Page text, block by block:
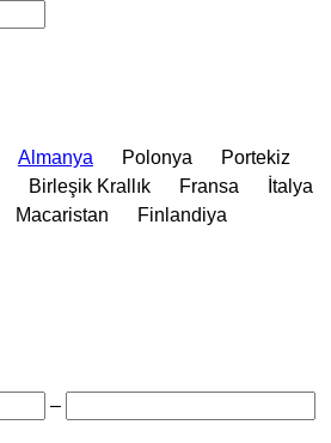
Almanya Polonya
Portekiz
Birleşik Krallık Fransa
İtalya
Macaristan
Finlandiya
–